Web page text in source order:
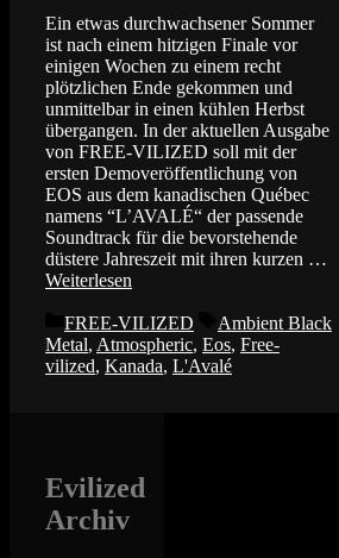
Ein etwas durchwachsener Sommer
ist nach einem hitzigen Finale vor
einigen Wochen zu einem recht
plötzlichen Ende gekommen und
unmittelbar in einen kühlen Herbst
übergangen. In der aktuellen Ausgabe
von FREE-VILIZED soll mit der
ersten Demoveröffentlichung von
EOS aus dem kanadischen Québec
namens “L’AVALÉ“ der passende
Soundtrack für die bevorstehende
düstere Jahreszeit mit ihren kurzen …
Weiterlesen
Kategorien
FREE-VILIZED Schlagwörter
Ambient Black
Metal, Atmospheric, Eos, Free-
vilized, Kanada, L'Avalé
Evilized
Archiv